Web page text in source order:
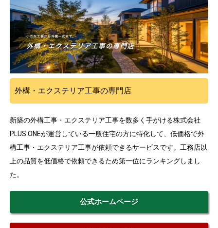
外構・エクステリア工事の専門店
新築の外構工事・エクステリア工事を数多く手がける株式会社
PLUS ONEが運営している一般住宅の方に特化して、低価格で外
構工事・エクステリア工事が依頼できるサービスです。工務店以
上の品質を低価格で依頼できるため第一位にランキングしまし
た。
公式ホームページ